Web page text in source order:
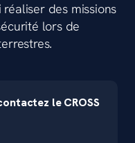
des missions
lors de
le CROSS